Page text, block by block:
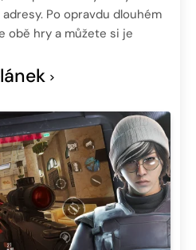
Po opravdu dlouhém
obě hry a můžete si je